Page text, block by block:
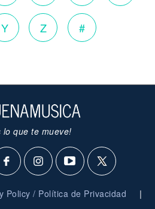
Y Z #
lo que te mueve!
Policy / Política de Privacidad |